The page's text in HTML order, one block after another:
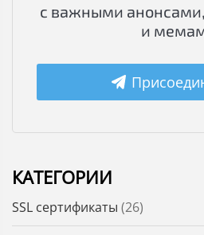
с важными
и
КАТЕГОРИИ
SSL сертификаты (26)